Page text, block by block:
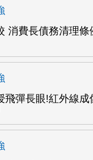
消費長債務清理條
飛彈長眼!紅外線成